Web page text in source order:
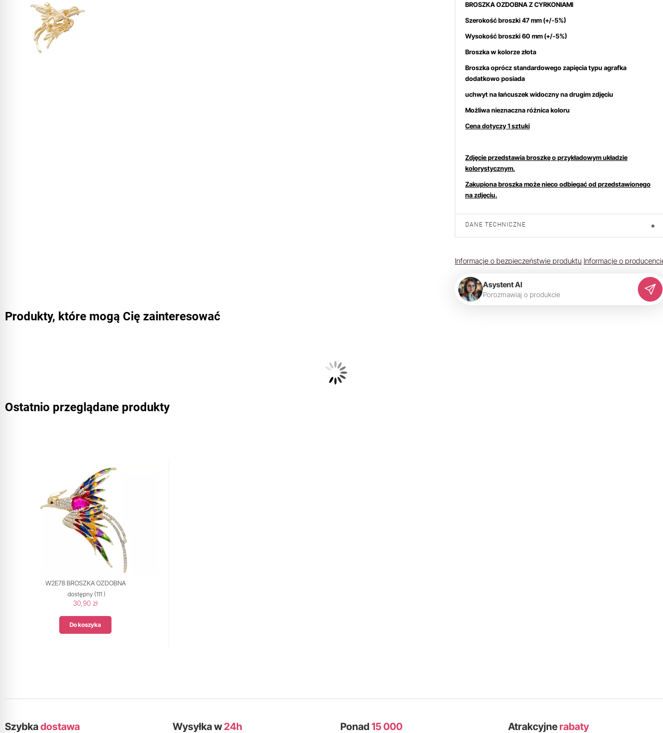
BROSZKA OZDOBNA Z CYRKONIAMI
Szerokość broszki 47 mm(+/-5%)
Wysokość broszki 60 mm (+/-5%)
Broszka w kolorze złota
Broszka oprócz standardowego zapięcia typu agrafka
dodatkowo posiada
uchwyt na łańcuszekwidoczny na drugim zdjęciu
Możliwa nieznaczna różnica koloru
Cena dotyczy 1 sztuki
Zdjęcie przedstawia broszkę o przykładowym układzie
kolorystycznym.
Zakupiona broszka może nieco odbiegać od przedstawionego
na zdjęciu.
DANE TECHNICZNE +
Informacje o bezpieczeństwie produktu Informacje o
Asystent AI
Porozmawiaj o produkcie
Produkty, które mogą Cię zainteresować
Ostatnio przeglądane produkty
W2E78 BROSZKA OZDOBNA
dostępny (111 )
30,90 zł
Do koszyka
Szybkadostawa Wysyłka w24h Ponad 15 000 Atrakcyjne rabaty